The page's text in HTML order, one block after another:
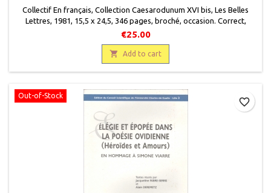
Collectif En français, Collection Caesarodunum XVI bis, Les Belles
Lettres, 1981, 15,5 x 24,5, 346 pages, broché, occasion. Correct,
quelques annotations.
€25.00
 Add to cart
Out-of-Stock
favorite_border